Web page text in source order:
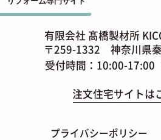
有限会社 髙橋製材所
〒259-1332 神奈川県
受付時間：10:00-17:00
注文住宅サイトは
プライバシーポリシー